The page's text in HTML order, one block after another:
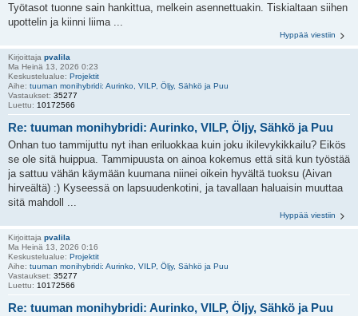
Työtasot tuonne sain hankittua, melkein asennettuakin. Tiskialtaan siihen
upottelin ja kiinni liima ...
Hyppää viestiin
Kirjoittaja pvalila
Ma Heinä 13, 2026 0:23
Keskustelualue: Projektit
Aihe: tuuman monihybridi: Aurinko, VILP, Öljy, Sähkö ja Puu
Vastaukset: 35277
Luettu: 10172566
Re: tuuman monihybridi: Aurinko, VILP, Öljy, Sähkö ja Puu
Onhan tuo tammijuttu nyt ihan eriluokkaa kuin joku ikilevykikkailu? Eikös
se ole sitä huippua. Tammipuusta on ainoa kokemus että sitä kun työstää
ja sattuu vähän käymään kuumana niinei oikein hyvältä tuoksu (Aivan
hirveältä) :) Kyseessä on lapsuudenkotini, ja tavallaan haluaisin muuttaa
sitä mahdoll ...
Hyppää viestiin
Kirjoittaja pvalila
Ma Heinä 13, 2026 0:16
Keskustelualue: Projektit
Aihe: tuuman monihybridi: Aurinko, VILP, Öljy, Sähkö ja Puu
Vastaukset: 35277
Luettu: 10172566
Re: tuuman monihybridi: Aurinko, VILP, Öljy, Sähkö ja Puu